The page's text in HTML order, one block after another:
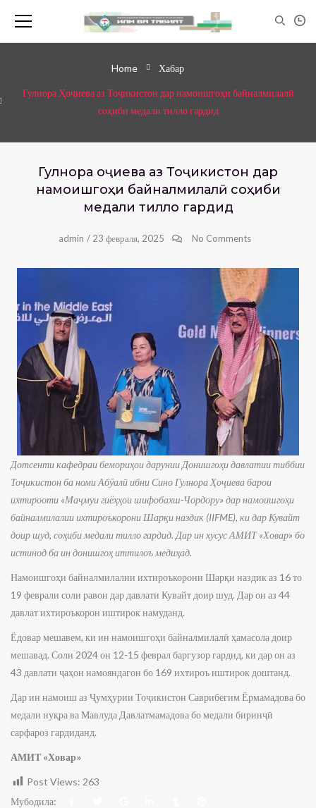
Home Хабар
Гулнора Ҳоҷиева аз Тоҷикистон дар намоишгоҳи байналмилалӣ
соҳиби медали тилло гардид
Гулнора Ҳоҷиева аз Тоҷикистон дар
намоишгоҳи байналмилалӣ соҳиби
медали тилло гардид
admin / 23 февраля, 2025 No Comments
Дотсенти кафедраи бемориҳои дарунии Донишгоҳи давлатии тиббии
Тоҷикистон ба номи Абӯалӣ ибни Сино Гулнора Ҳоҷиева барои
ихтирооти «Маҷмуи гиёҳҳои шифобахш-Чордору» дар намоишгоҳи
байналмилалии ихтироъкорони Шарқи наздик (IIFME), ки дар Кувайт
доир шуд, соҳиби медали тилло гардид. Дар ин хусус АМИТ «Ховар» бо
истинод ба ин донишгоҳ иттилоъ медиҳад.
Намоишгоҳи байналмилалии ихтироъкорони Шарқи наздик аз 16 то
19 феврали соли равон дар давлати Кувайт доир шуд. Дар он аз 44
давлат ихтироъкорон иштирок намуданд.
Ёдовар мешавем, ки ин намоишгоҳи байналмилалӣ ҳамасола доир
мешавад. Соли 2024 он 12-15 феврал баргузор гардид, ки дар он аз
43 давлати ҷаҳон намояндагон бо 169 ихтироъ иштирок доштанд.
Дар ин намоиш аз Ҷумҳурии Тоҷикистон Саврибегим Ёрмамадова бо
медали нуқра ва Мавлуда Давлатмамадова бо медали биринҷӣ
сарфароз гардиданд.
АМИТ «Ховар»
Post Views: 263
Мубодила: